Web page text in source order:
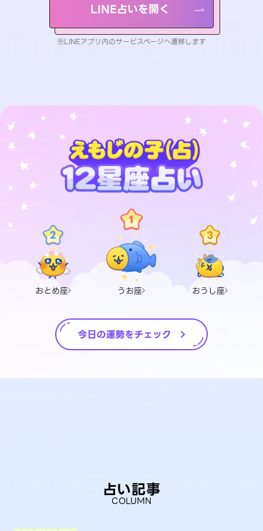
LINE占いを開く
※LINEアプリ内のサービスページへ遷移します
おとめ座 うお座 おうし座
占い記事
COLUMN